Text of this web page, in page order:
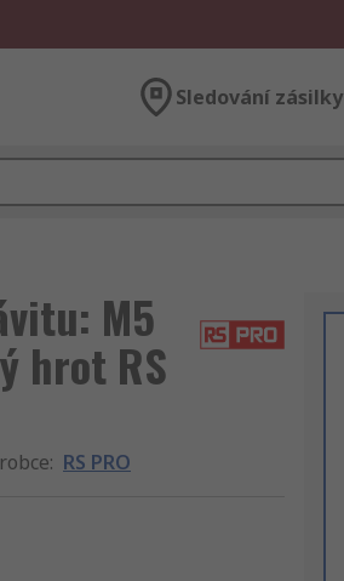
Sledování zásilky
M5
hrot RS
: RS PRO